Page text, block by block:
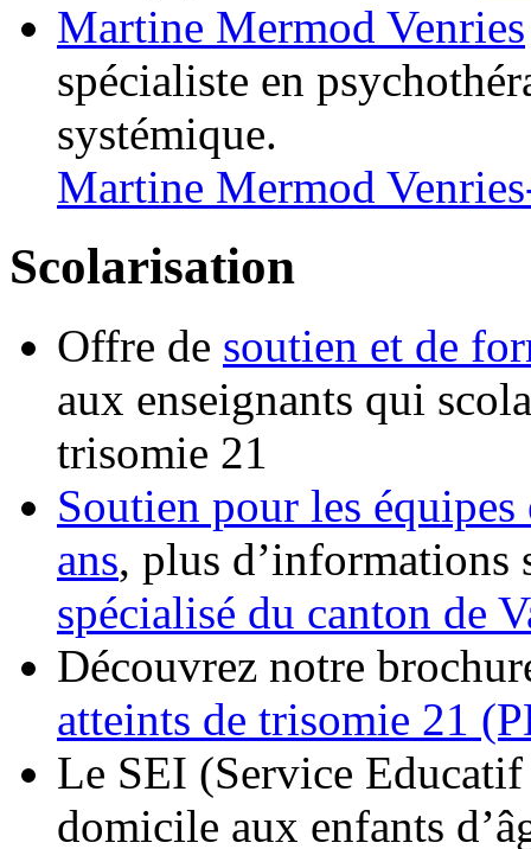
Martine Mermod Venries
spécialiste en
systémique.
Martine Mermod
Scolarisation
Offre de soutien et de
aux enseignants qui
trisomie 21
Soutien pour les
ans, plus d’informations
spécialisé du canton de
Découvrez notre
atteints de trisomie 21
Le SEI (Service
domicile aux enfants